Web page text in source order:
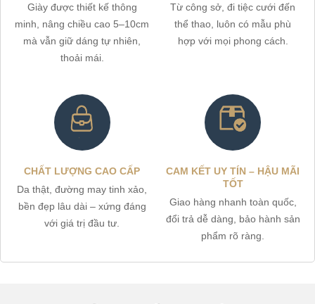
Giày được thiết kế thông
minh, nâng chiều cao 5–10cm
mà vẫn giữ dáng tự nhiên,
thoải mái.
Từ công sở, đi tiệc cưới đến
thể thao, luôn có mẫu phù
hợp với mọi phong cách.
CHẤT LƯỢNG CAO CẤP
Da thật, đường may tinh xảo,
bền đẹp lâu dài – xứng đáng
với giá trị đầu tư.
CAM KẾT UY TÍN – HẬU MÃI
TỐT
Giao hàng nhanh toàn quốc,
đổi trả dễ dàng, bảo hành sản
phẩm rõ ràng.